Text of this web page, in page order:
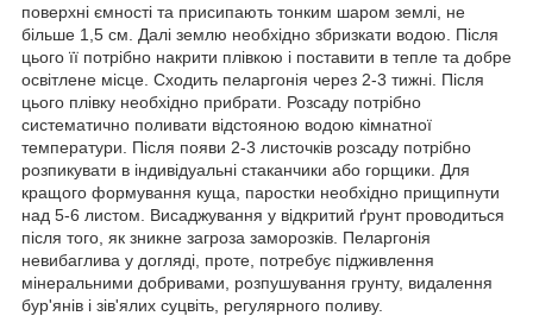
поверхні ємності та присипають тонким шаром землі, не
більше 1,5 см. Далі землю необхідно збризкати водою. Після
цього її потрібно накрити плівкою і поставити в тепле та добре
освітлене місце. Сходить пеларгонія через 2-3 тижні. Після
цього плівку необхідно прибрати. Розсаду потрібно
систематично поливати відстояною водою кімнатної
температури. Після появи 2-3 листочків розсаду потрібно
розпикувати в індивідуальні стаканчики або горщики. Для
кращого формування куща, паростки необхідно прищипнути
над 5-6 листом. Висаджування у відкритий ґрунт проводиться
після того, як зникне загроза заморозків. Пеларгонія
невибаглива у догляді, проте, потребує підживлення
мінеральними добривами, розпушування грунту, видалення
бур'янів і зів'ялих суцвіть, регулярного поливу.